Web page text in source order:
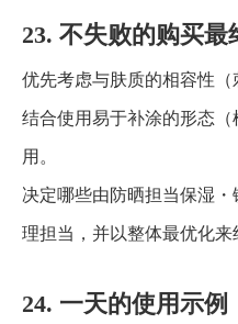
23. 不失败的购买最
优先考虑与肤质的相容性（
结合使用易于补涂的形态
用。
决定哪些由防晒担当保湿
理担当，并以整体最优化来
24. 一天的使用示例